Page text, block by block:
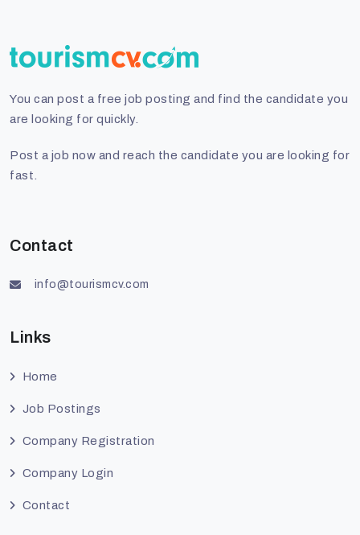
You can post a free job posting and find the candidate you
are looking for quickly.
Post a job now and reach the candidate you are looking for
fast.
Contact
info@tourismcv.com
Links
Home
Job Postings
Company Registration
Company Login
Contact